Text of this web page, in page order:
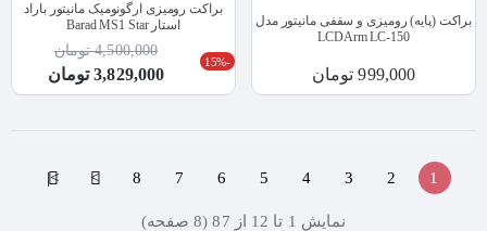
براکت (پایه) رومیزی و سقفی مانیتور مدل
LCDArm LC-150
999,000 تومان
براکت رومیزی ارگونومیک مانیتور باراد
استار Barad MS1 Star
-15%
3,829,000 تومان
4,500,000 تومان
1
2
3
4
5
6
7
8
>
>|
نمايش 1 تا 12 از 87 (8 صفحه)